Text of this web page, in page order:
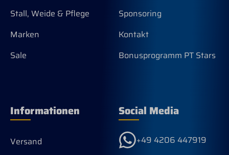
Stall, Weide & Pflege
Marken
Sale
Sponsoring
Kontakt
Bonusprogramm PT Stars
Informationen
Versand
Social Media
+49 4206 447919